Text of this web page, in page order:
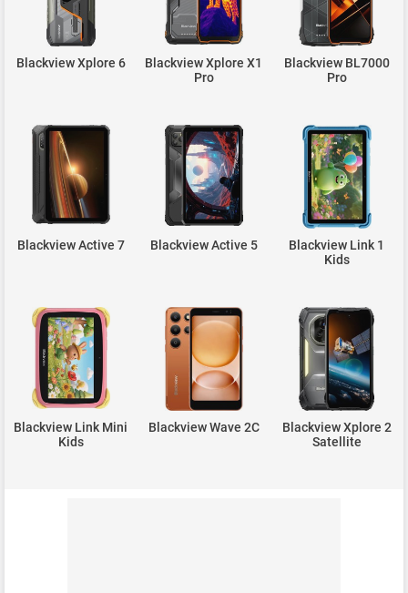
Blackview Xplore 6
Blackview Xplore X1
Pro
Blackview BL7000
Pro
Blackview Active 7 Blackview Active 5
Blackview Link 1
Kids
Blackview Link Mini
Kids
Blackview Wave 2C
Blackview Xplore 2
Satellite